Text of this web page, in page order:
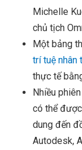
Michelle
chủ tịch
Một bảng
trí tuệ nhân
thực tế
Nhiều
có thể
dung đến
Autodesk,